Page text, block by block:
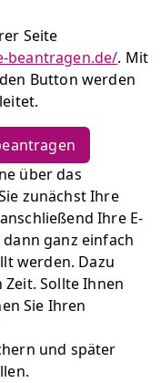
Seite
beantragen.de/. Mit
Button werden
über das
zunächst Ihre
Ihre E-
ganz einfach
werden. Dazu
Sollte Ihnen
Sie Ihren
und später